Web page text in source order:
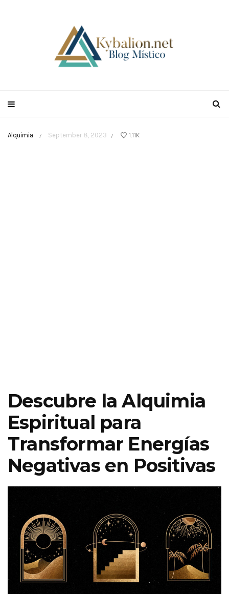
Alquimia / September 8, 2023 / 1.11K
Descubre la Alquimia
Espiritual para
Transformar Energías
Negativas en Positivas